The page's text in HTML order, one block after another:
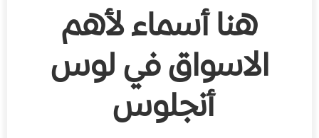
هنا أسماء لأهم
الاسواق في لوس
أنجلوس